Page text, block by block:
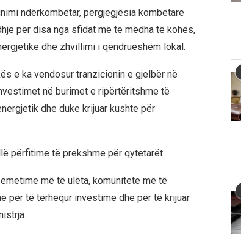
ndërkombëtar, përgjegjësia kombëtare
për disa nga sfidat më të mëdha të kohës,
dhe zhvillimi i qëndrueshëm lokal.
e ka vendosur tranzicionin e gjelbër në
në burimet e ripërtëritshme të
dhe duke krijuar kushte për
përfitime të prekshme për qytetarët.
më të ulëta, komunitete më të
për të tërhequr investime dhe për të krijuar